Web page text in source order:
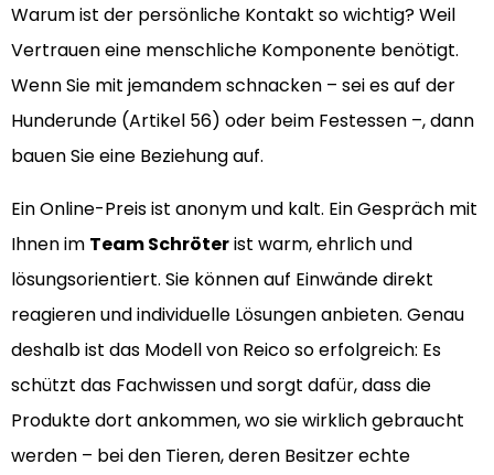
Warum ist der persönliche Kontakt so wichtig? Weil
Vertrauen eine menschliche Komponente benötigt.
Wenn Sie mit jemandem schnacken – sei es auf der
Hunderunde (Artikel 56) oder beim Festessen –, dann
bauen Sie eine Beziehung auf.
Ein Online-Preis ist anonym und kalt. Ein Gespräch mit
Ihnen im Team Schröterist warm, ehrlich und
lösungsorientiert. Sie können auf Einwände direkt
reagieren und individuelle Lösungen anbieten. Genau
deshalb ist das Modell von Reico so erfolgreich: Es
schützt das Fachwissen und sorgt dafür, dass die
Produkte dort ankommen, wo sie wirklich gebraucht
werden – bei den Tieren, deren Besitzer echte